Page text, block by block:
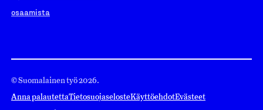
osaamista
© Suomalainen työ 2026.
Anna palautettaTietosuojaselosteKäyttöehdotEvästeet